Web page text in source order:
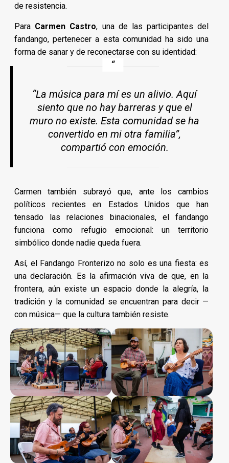
de resistencia.
Para Carmen Castro, una de las participantes del
fandango, pertenecer a esta comunidad ha sido una
forma de sanar y de reconectarse con su identidad:
“La música para mí es un alivio. Aquí
siento que no hay barreras y que el
muro no existe. Esta comunidad se ha
convertido en mi otra familia”,
compartió con emoción.
Carmen también subrayó que, ante los cambios
políticos recientes en Estados Unidos que han
tensado las relaciones binacionales, el fandango
funciona como refugio emocional: un territorio
simbólico donde nadie queda fuera.
Así, el Fandango Fronterizo no solo es una fiesta: es
una declaración. Es la afirmación viva de que, en la
frontera, aún existe un espacio donde la alegría, la
tradición y la comunidad se encuentran para decir —
con música— que la cultura también resiste.